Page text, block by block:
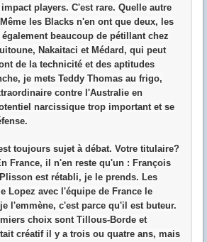
players. C'est rare. Quelle autre
les Blacks n'en ont que deux, les
beaucoup de pétillant chez
Nakaitaci et Médard, qui peut
de la technicité et des aptitudes
je mets Teddy Thomas au frigo,
contre l'Australie en
narcissique trop important et se
toujours sujet à débat. Votre titulaire?
France, il n'en reste qu'un : François
est rétabli, je le prends. Les
Lopez avec l'équipe de France le
l'emmène, c'est parce qu'il est buteur.
choix sont Tillous-Borde et
créatif il y a trois ou quatre ans, mais